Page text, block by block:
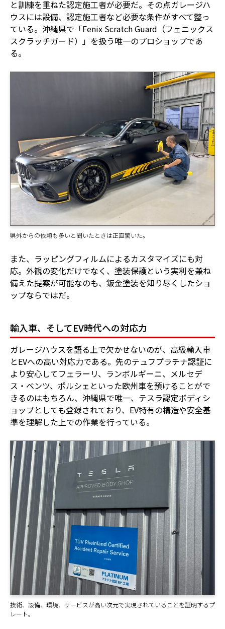
と訓練を重ねた認定施工者が必要だ。その点ガレージハ
ウスには設備、認定施工者など必要な条件がすべて整っ
ている。沖縄県で「Fenix Scratch Guard（フェニックス
スクラッチガード）」を扱う唯一のプロショップであ
る。
県外からの依頼も多いと聞いたときは正直驚いた。
また、ラッピングフィルムによるカスタマイズにも対
応。外観の変化だけでなく、塗装保護という実利を兼ね
備えた提案が可能なのも、鈑金塗装を知り尽くしたショ
ップならではだ。
輸入車、そしてEV時代への対応力
ガレージハウスを語る上で欠かせないのが、高級輸入車
とEVへの高い対応力である。先のテュフプラチナ認証に
より安心してフェラーリ、ランボルギーニ、メルセデ
ス・ベンツ、ポルシェといった欧州車を預けることがで
きるのはもちろん、沖縄県で唯一、テスラ認定ボディシ
ョップとしても登録されており、EV特有の構造や安全基
準を理解した上での作業を行っている。
技術、設備、環境、サービスが高い次元で実現されていることを証明するプ
レート。